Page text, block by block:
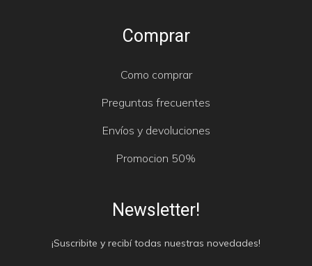
Comprar
Como comprar
Preguntas frecuentes
Envíos y devoluciones
Promocion 50%
Newsletter!
¡Suscribite y recibí todas nuestras novedades!